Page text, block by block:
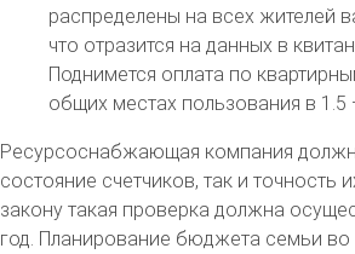
распределены на всех жителей
что отразится на данных в
Поднимется оплата по
общих местах пользования в 1.5
Ресурсоснабжающая компания
состояние счетчиков, так и точность
закону такая проверка должна
год. Планирование бюджета семьи